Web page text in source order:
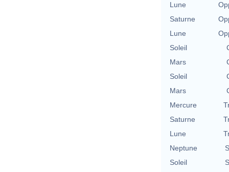
Lune
Saturne
Lune
Soleil
Mars
Soleil
Mars
Mercure
Saturne
Lune
Neptune
Soleil